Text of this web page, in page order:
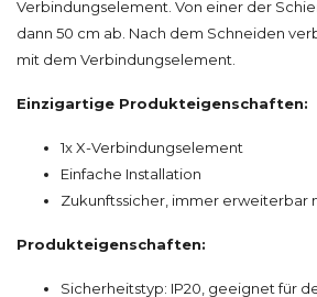
Verbindungselement. Von einer der
dann 50 cm ab. Nach dem Schneiden
mit dem Verbindungselement.
Einzigartige Produkteigenschaften:
1x X-Verbindungselement
Einfache Installation
Zukunftssicher, immer erweiterbar
Produkteigenschaften:
Sicherheitstyp: IP20, geeignet für